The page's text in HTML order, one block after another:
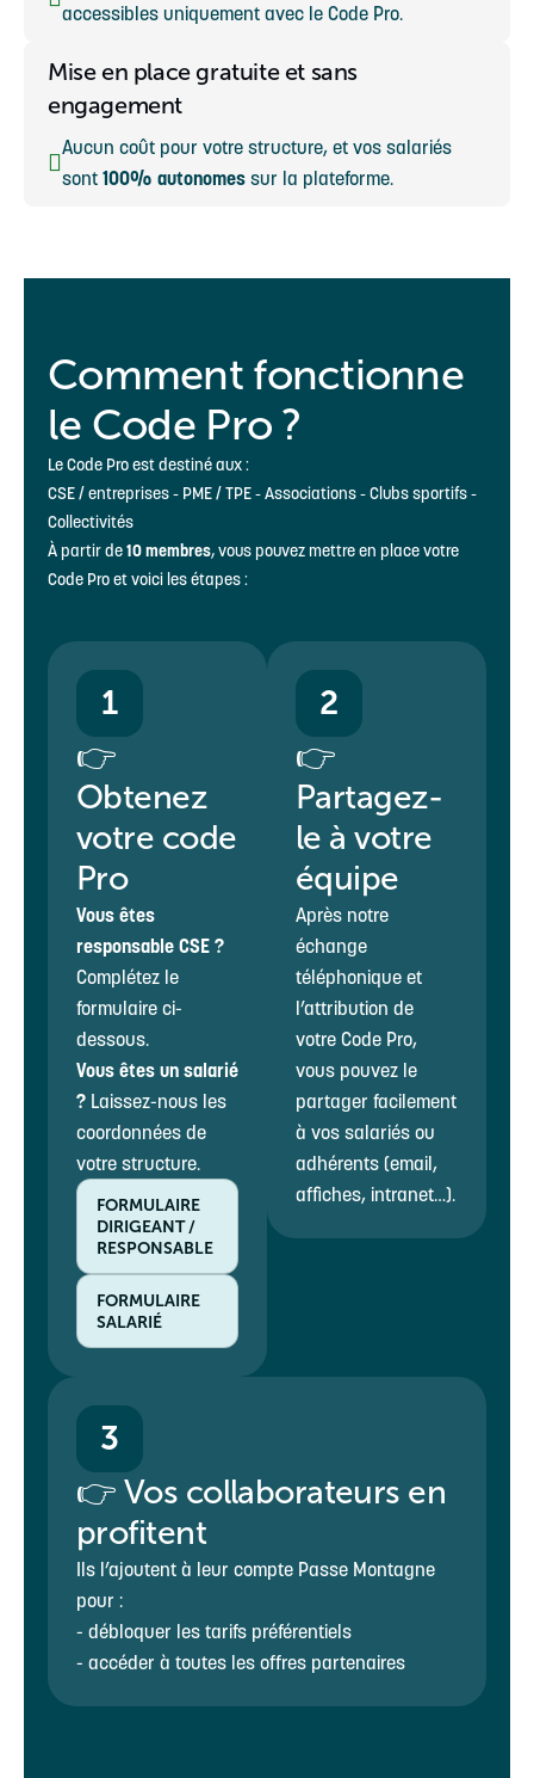
accessibles uniquement avec le Code Pro.
Mise en place gratuite et sans
engagement
Aucun coût pour votre structure, et vos salariés
sont 100% autonomes sur la plateforme.
Comment fonctionne
le Code Pro ?
Le Code Pro est destiné aux :
CSE / entreprises - PME / TPE - Associations - Clubs sportifs -
Collectivités
À partir de10 membres, vous pouvez mettre en place votre
Code Pro et voici les étapes :
1
👉
Obtenez
votre code
Pro
Vous êtes
responsable CSE ?
Complétez le
formulaire ci-
dessous.
Vous êtes un salarié
? Laissez-nous les
coordonnées de
votre structure.
FORMULAIRE
DIRIGEANT /
RESPONSABLE
FORMULAIRE
SALARIÉ
2
👉
Partagez-
le à votre
équipe
Après notre
échange
téléphonique et
l’attribution de
votre Code Pro,
vous pouvez le
partager facilement
à vos salariés ou
adhérents (email,
affiches, intranet…).
3
👉 Vos collaborateurs en
profitent
Ils l’ajoutent à leur compte Passe Montagne
pour :
- débloquer les tarifs préférentiels
- accéder à toutes les offres partenaires